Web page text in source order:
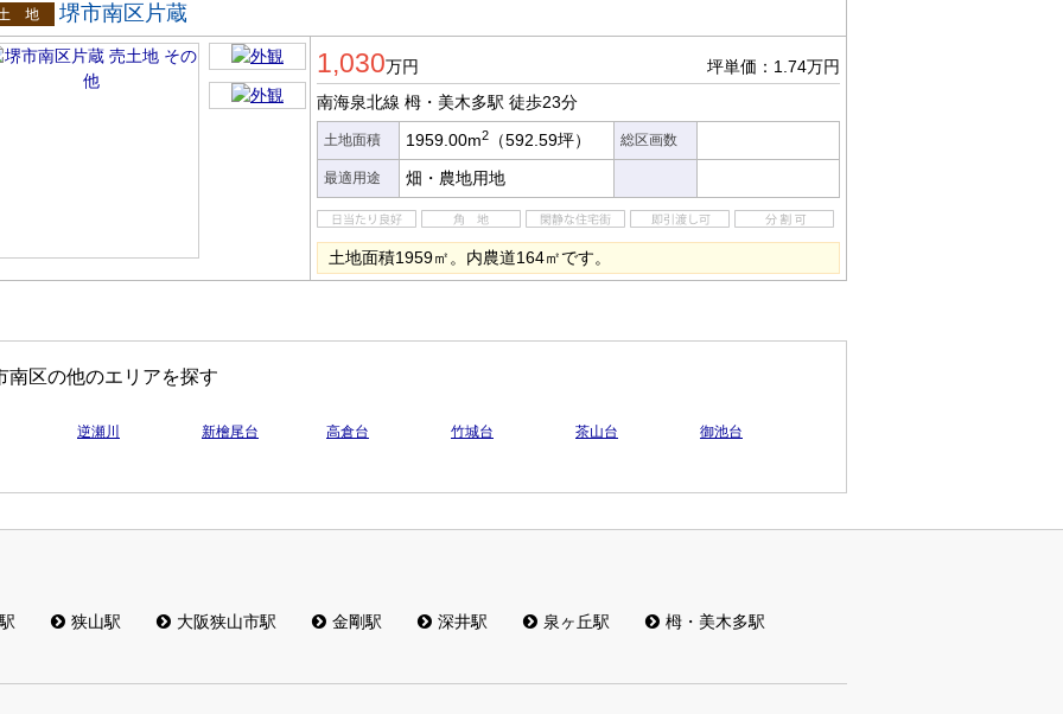
地
堺市南区片蔵
1,030万円
坪単価：1.74万円
南海泉北線 栂・美木多駅 徒歩23分
土地面積 1959.00m2 （592.59坪） 総区画数
最適用途 畑・農地用地
土地面積1959㎡。内農道164㎡です。
南区の他のエリアを探す
逆瀬川 新檜尾台 高倉台 竹城台 茶山台 御池台
狭山駅 大阪狭山市駅 金剛駅 深井駅 泉ヶ丘駅 栂・美木多駅